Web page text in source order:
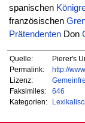
spanischen
französischen
PrätendentenDon
Quelle:
Pierer's
Permalink:
http://
Lizenz:
Faksimiles:
646
Kategorien: